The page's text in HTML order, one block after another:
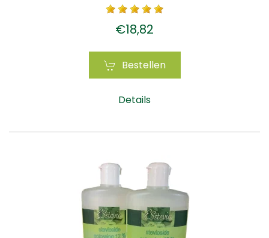
€18,82
Bestellen
Details